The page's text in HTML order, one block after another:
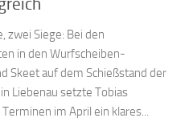
zwei Siege: Bei den
in den Wurfscheiben-
Skeet auf dem Schießstand der
Liebenau setzte Tobias
im April ein klares...